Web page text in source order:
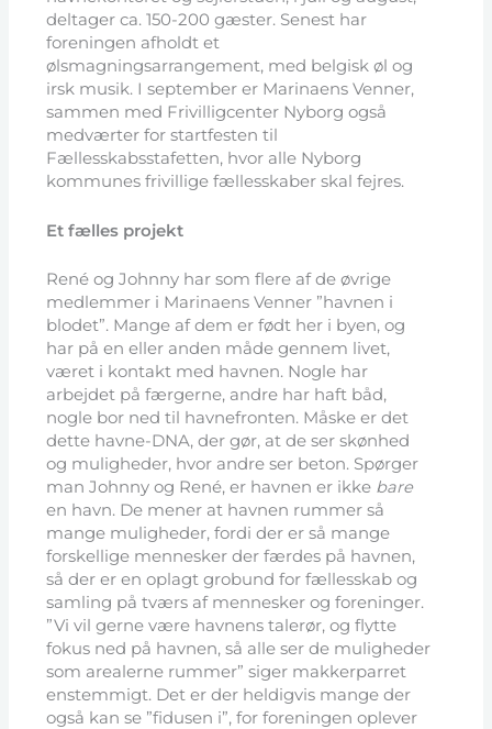
deltager ca. 150-200 gæster. Senest har
foreningen afholdt et
ølsmagningsarrangement, med belgisk øl og
irsk musik. I september er Marinaens Venner,
sammen med Frivilligcenter Nyborg også
medværter for startfesten til
Fællesskabsstafetten, hvor alle Nyborg
kommunes frivillige fællesskaber skal fejres.
Et fælles projekt
René og Johnny har som flere af de øvrige
medlemmer i Marinaens Venner ”havnen i
blodet”. Mange af dem er født her i byen, og
har på en eller anden måde gennem livet,
været i kontakt med havnen. Nogle har
arbejdet på færgerne, andre har haft båd,
nogle bor ned til havnefronten. Måske er det
dette havne-DNA, der gør, at de ser skønhed
og muligheder, hvor andre ser beton. Spørger
man Johnny og René, er havnen er ikke bare
en havn. De mener at havnen rummer så
mange muligheder, fordi der er så mange
forskellige mennesker der færdes på havnen,
så der er en oplagt grobund for fællesskab og
samling på tværs af mennesker og foreninger.
”Vi vil gerne være havnens talerør, og flytte
fokus ned på havnen, så alle ser de muligheder
som arealerne rummer” siger makkerparret
enstemmigt. Det er der heldigvis mange der
også kan se ”fidusen i”, for foreningen oplever